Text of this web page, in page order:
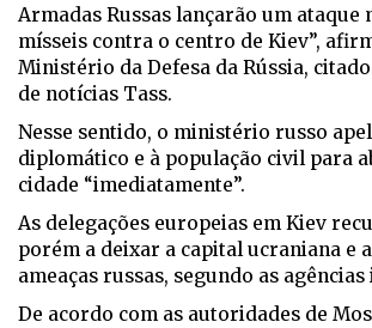
Armadas Russas lançarão um ataque
mísseis contra o centro de Kiev”,
Ministério da Defesa da Rússia,
de notícias Tass.
Nesse sentido, o ministério russo
diplomático e à população civil para
cidade “imediatamente”.
As delegações europeias em Kiev
porém a deixar a capital ucraniana e
ameaças russas, segundo as
De acordo com as autoridades de